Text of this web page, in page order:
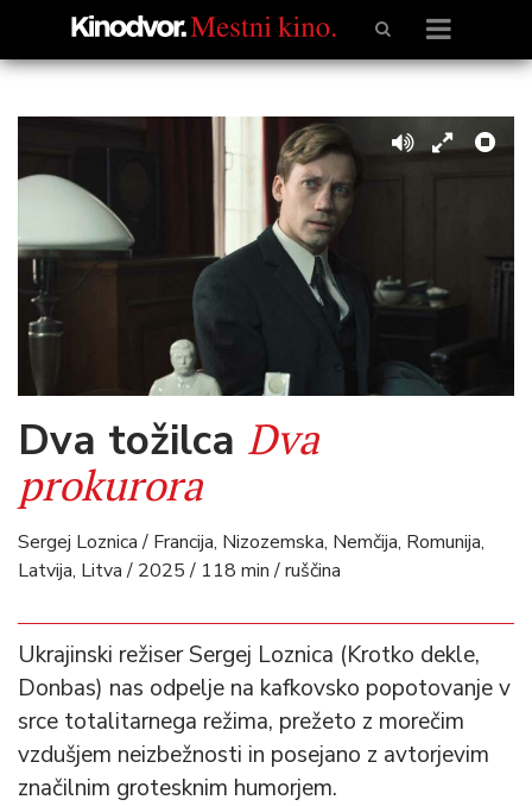
Dva tožilca Dva
prokurora
Sergej Loznica / Francija, Nizozemska, Nemčija, Romunija,
Latvija, Litva / 2025 / 118 min / ruščina
Ukrajinski režiser Sergej Loznica (Krotko dekle,
Donbas) nas odpelje na kafkovsko popotovanje v
srce totalitarnega režima, prežeto z morečim
vzdušjem neizbežnosti in posejano z avtorjevim
značilnim grotesknim humorjem.